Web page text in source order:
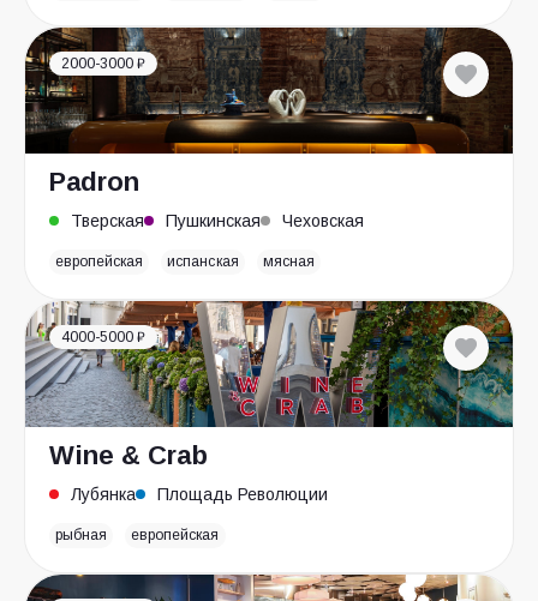
2000-3000 ₽
Padron
Тверская Пушкинская Чеховская
европейская испанская мясная
4000-5000 ₽
Wine & Crab
Лубянка Площадь Революции
рыбная европейская